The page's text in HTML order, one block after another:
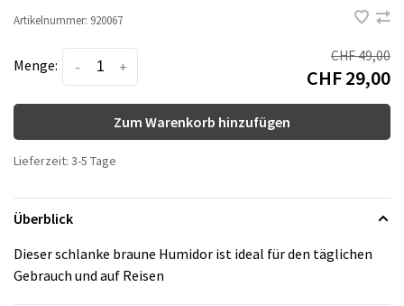
Artikelnummer: 920067
Menge: +
-
CHF 49,00
CHF 29,00
Zum Warenkorb hinzufügen
Lieferzeit: 3-5 Tage
Überblick
Dieser schlanke braune Humidor ist ideal für den täglichen
Gebrauch und auf Reisen